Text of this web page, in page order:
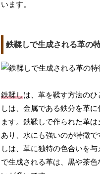
います。
鉄鞣しで生成される革の
鉄鞣しは、革を鞣す方法の
しは、金属である鉄分を革に
ます。鉄鞣しで作られた革
あり、水にも強いのが特徴
しは、革に独特の色合いを与
で生成される革は、黒や茶色